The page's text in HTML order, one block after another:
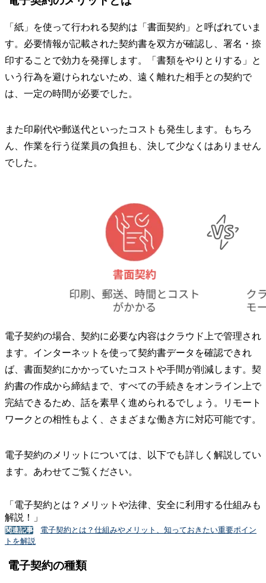
「紙」を使って行われる契約は「書面契約」と呼ばれていま
す。必要情報が記載された契約書を双方が確認し、署名・捺
印することで効力を発揮します。「書類をやりとりする」と
いう行為を避けられないため、遠く離れた相手との契約で
は、一定の時間が必要でした。
また印刷代や郵送代といったコストも発生します。もちろ
ん、作業を行う従業員の負担も、決して少なくはありません
でした。
電子契約の場合、契約に必要な内容はクラウド上で管理され
ます。インターネットを使って契約書データを確認できれ
ば、書面契約にかかっていたコストや手間が削減します。契
約書の作成から締結まで、すべての手続きをオンライン上で
完結できるため、話を素早く進められるでしょう。リモート
ワークとの相性もよく、さまざまな働き方に対応可能です。
電子契約のメリットについては、以下でも詳しく解説してい
ます。あわせてご覧ください。
「電子契約とは？メリットや法律、安全に利用する仕組みも
解説！」
関連記事
電子契約とは？仕組みやメリット、知っておきたい重要ポイン
トを解説
電子契約の種類